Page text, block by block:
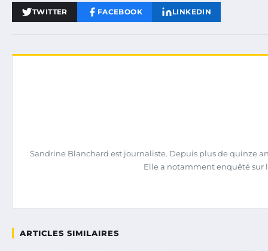
TWITTER FACEBOOK LINKEDIN
Sandrine Blanchard est journaliste. Depuis plus de quinze
Elle a notamment enquêté sur
ARTICLES SIMILAIRES